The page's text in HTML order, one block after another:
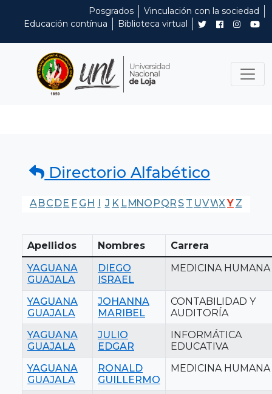
Posgrados
Vinculación con la sociedad
Educación contínua
Biblioteca virtual
Directorio Alfabético
A BC DE F G H I J K LMNO PQR S T UVWX Y Z
Apellidos Nombres
Carrera
YAGUANA
GUAJALA
DIEGO
ISRAEL
MEDICINA HUMANA
YAGUANA
GUAJALA
JOHANNA
MARIBEL
CONTABILIDAD Y
AUDITORÍA
YAGUANA
GUAJALA
JULIO
EDGAR
INFORMÁTICA
EDUCATIVA
YAGUANA
GUAJALA
RONALD
GUILLERMO
MEDICINA HUMANA